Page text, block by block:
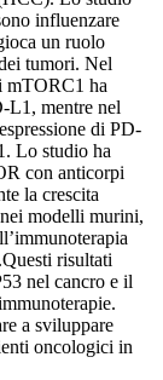
influenzare
un ruolo
tumori. Nel
mTORC1 ha
L1, mentre nel
di PD-
Lo studio ha
con anticorpi
la crescita
modelli murini,
risultati
nel cancro e il
a sviluppare
oncologici in